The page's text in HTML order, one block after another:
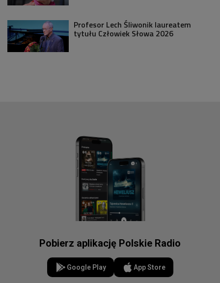
Profesor Lech Śliwonik laureatem
tytułu Człowiek Słowa 2026
Pobierz aplikację Polskie Radio
Google Play App Store